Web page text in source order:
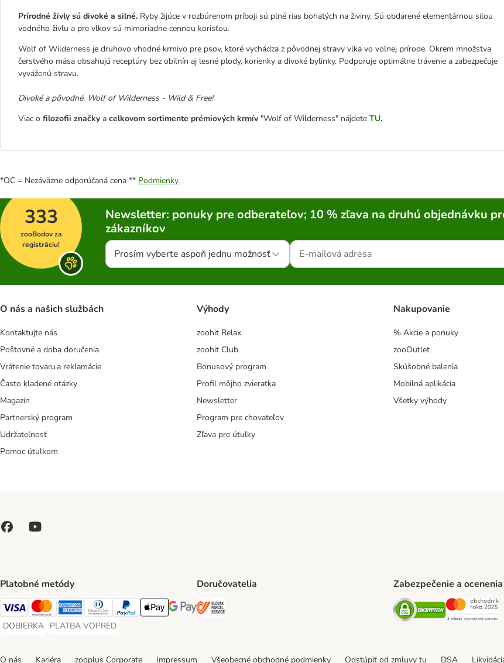
Prírodné živly sú divoké a silné. Ryby žijúce v rozbúrenom príboji sú plné rias bohatých na živiny. Sú obdarené elementárnou silou
vodného živlu a pre vlkov sú mimoriadne cennou korisťou.
Wolf of Wilderness je druhovo vhodné krmivo pre psov, ktoré vychádza z pôvodnej stravy vlka vo voľnej prírode. Okrem množstva
čerstvého mäsa obsahujú receptúry bez obilnín aj lesné plody, korienky a divoké bylinky. Podporuje optimálne trávenie a zabezpečuje
vyváženú stravu.
Divoké a pôvodné. Wolf of Wilderness - Wild & Free!
Viac o filozofii značky a celkovom sortimente prémiových krmív "Wolf of Wilderness" nájdete TU.
*OC = Nezáväzne odporúčaná cena ** Podmienky.
333
zooBodov za
registráciu!
Newsletter: ponuky pre odberateľov; 10 % zľava na druhú objednávku
zákazníkov
Prosím vyberte aspoň jednu možnosť
O nás a našich službách
Kontaktujte nás
Poštovné a doba doručenia
Vrátenie tovaru a reklamácie
Často kladené otázky
Magazín
Partnerský program
Udržateľnosť
Pomoc útulkom
Výhody
zoohit Relax
zoohit Club
Bonusový program
Profil môjho zvieratka
Newsletter
Program pre chovateľov
Zľava pre útulky
Nakupovanie
% Akcie a ponuky
zooOutlet
Skúšobné balenia
Mobilná aplikácia
Všetky výhody
Platobné metódy
Visa Payment Method
Mastercard Payment Method
American Express Payment Method
Diners Club Payment Method
PayPal Payment Method
Apple Pay Payment Method
Google Pay Payment Method
DOBIERKA
DOBIERKA Payment Method
PLATBA VOPRED
PLATBA VOPRED Payment Method
Doručovatelia Zabezpečenie a ocenenia
Security
O nás Kariéra zooplus Corporate Impressum Všeobecné obchodné podmienky Odstúpiť od zmluvy tu DSA